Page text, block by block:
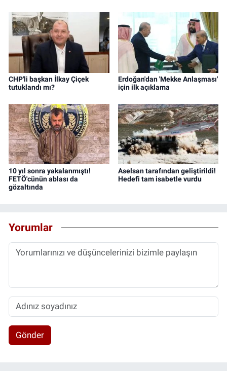
CHP'li başkan İlkay Çiçek
tutuklandı mı?
Erdoğan'dan 'Mekke Anlaşması'
için ilk açıklama
10 yıl sonra yakalanmıştı!
FETÖ'cünün ablası da
gözaltında
Aselsan tarafından geliştirildi!
Hedefi tam isabetle vurdu
Yorumlar
Gönder